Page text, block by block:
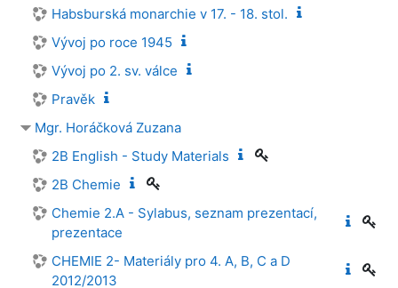
Habsburská monarchie v 17. - 18. stol.
Vývoj po roce 1945
Vývoj po 2. sv. válce
Pravěk
Mgr. Horáčková Zuzana
2B English - Study Materials
2B Chemie
Chemie 2.A - Sylabus, seznam prezentací,
prezentace
CHEMIE 2- Materiály pro 4. A, B, C a D
2012/2013